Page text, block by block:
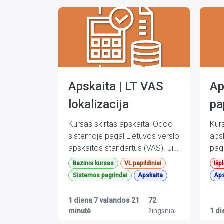
Apskaita | LT VAS
lokalizacija
Kursas skirtas apskaitai Odoo
sistemoje pagal Lietuvos verslo
apskaitos standartus (VAS). Jis
apima tiek standartinį Odoo
funkcionalumą, tiek Via laurea
lokalizacijos sprendimus, todėl
dalis dalykų gali skirtis nuo
nelokalizuotos, standartinės
Jei kurso metu pastebėsite
netikslumų ar klaidų, būsime
dėkingi, jei
pranešite mums
Bazinis kursas
VL papildiniai
Sistemos pagrindai
Apskaita
1 diena 7 valandos 21
minutė
72
žingsniai
Jei
1